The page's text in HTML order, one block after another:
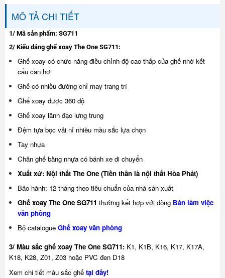
MÔ TẢ CHI TIẾT
1/ Mã sản phẩm: SG711
2/ Kiểu dáng ghế xoay The One SG711:
Ghế xoay có chức năng điều chỉnh độ cao thấp của ghế nhờ kết
cấu cần hơi
Ghế có nhiều đường chỉ may trang trí
Ghế xoay được 360 độ
Ghế xoay lãnh đạo lưng trung
Đệm tựa bọc vải nỉ nhiều màu sắc lựa chọn
Tay nhựa
Chân ghế bằng nhựa có bánh xe di chuyển
Xuất xứ: Nội thất The One (Tiền thân là nội thất Hòa Phát)
Bảo hành: 12 tháng theo tiêu chuẩn của nhà sản xuất
Ghế xoay The One SG711 thường kết hợp với dòng Bàn làm việc
văn phòng
Bộ catalogue Ghế xoay văn phòng
3/ Màu sắc ghế xoay The One SG711: K1, K1B, K16, K17, K17A,
K18, K28, Z01, Z03 hoặc PVC đen D18
Xem chi tiết màu sắc ghế tại đây!